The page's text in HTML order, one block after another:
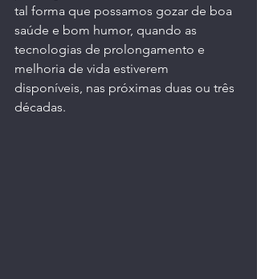
tal forma que possamos gozar de boa
saúde e bom humor, quando as
tecnologias de prolongamento e
melhoria de vida estiverem
disponíveis, nas próximas duas ou três
décadas.